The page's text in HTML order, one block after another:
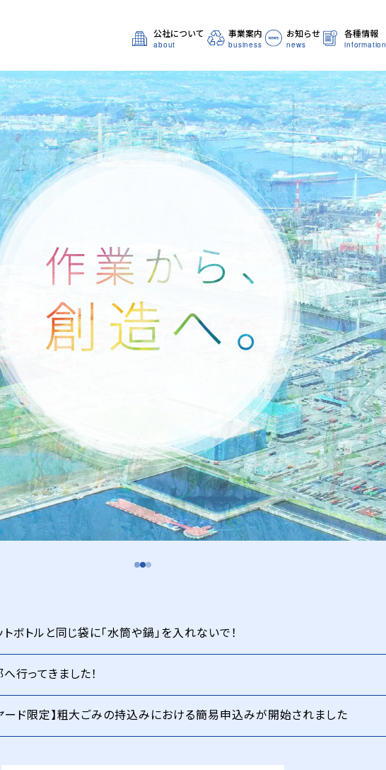
公社について
about
事業案内
business
お知らせ
news
各種情報
information
トボトルと同じ袋に「水筒や鍋」を入れないで！
行ってきました！
ード限定】粗大ごみの持込みにおける簡易申込みが開始されました